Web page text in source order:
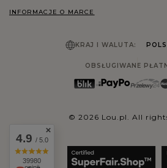
INFORMACJE O MARCE
KRAJ I WALUTA:
OBSŁUGIWANE
© 2026 Lou.pl. All
4.9 / 5.0
39980